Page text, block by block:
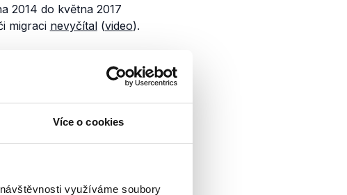
Více o cookies
využíváme soubory
2014 do května 2017
migraci nevyčítal(video).
podceňovat. Na